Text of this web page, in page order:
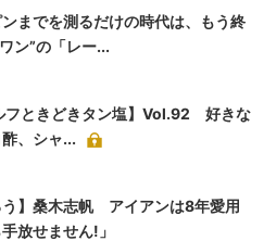
ンまでを測るだけの時代は、もう終
ン”の「レー...
フときどきタン塩】Vol.92 好きな
、シャ...
う】桑木志帆 アイアンは8年愛用
放せません!」